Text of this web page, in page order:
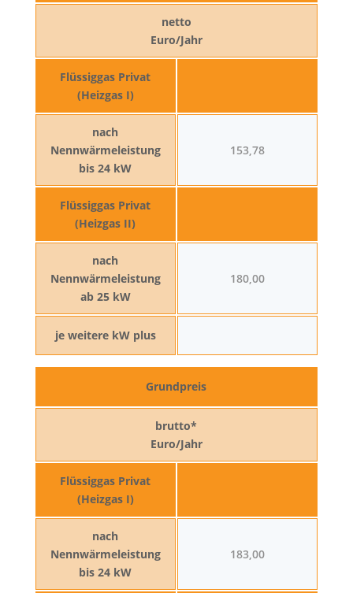
Flüssiggas Privat
(Heizgas I)
nach
Nennwärmeleistung
bis 24 kW
Flüssiggas Privat
(Heizgas II)
nach
Nennwärmeleistung
ab 25 kW
je weitere kW plus
netto
Euro/Jahr
153,78
180,00
Flüssiggas Privat
(Heizgas I)
nach
Nennwärmeleistung
bis 24 kW
Grundpreis
brutto*
Euro/Jahr
183,00